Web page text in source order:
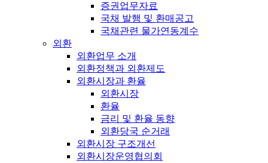
증권업무자료
국채 발행 및 환매공고
국채관련 물가연동계수
외환
외환업무 소개
외환정책과 외환제도
외환시장과 환율
외환시장
환율
금리 및 환율 동향
외환당국 순거래
외환시장 구조개선
외환시장운영협의회